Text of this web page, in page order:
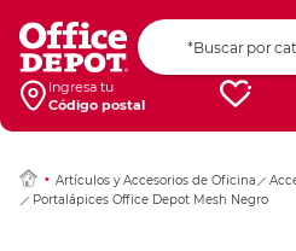
Ingresa tu
Código postal
Artículos y Accesorios de Oficina
Portalápices Office Depot Mesh Negro